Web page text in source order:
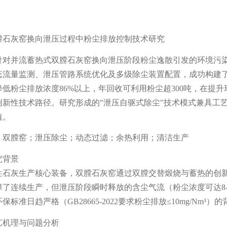
石灰窑换向泄压过程中粉尘排放控制技术研究
对并流蓄热式双膛石灰窑换向泄压阶段粉尘逸散引发的环境
流量监测、泄压管路系统优化及多级除尘装置配置，成功构
粉尘排放浓度86%以上，年回收可利用粉尘超300吨，在提
新性技术路径。研究形成的"泄压自驱式除尘"技术模式兼具工
双膛窑；泄压除尘；动态过滤；余热利用；清洁生产
背景
灰生产核心装备，双膛石灰窑通过双膛交替煅烧与蓄热的创
连续生产，但泄压阶段瞬时释放的含尘气流（粉尘浓度可达
标准日趋严格（GB28665-2022要求粉尘排放≤10mg/Nm³）
机理与问题分析